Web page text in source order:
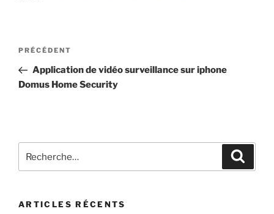
PRÉCÉDENT
Application de vidéo surveillance sur iphone
Domus Home Security
ARTICLES RÉCENTS